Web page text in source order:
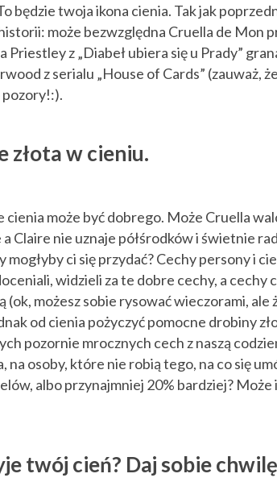
będzie twoja ikona cienia. Tak jak
może bezwzględna Cruella de Mon
Priestley z „Diabeł ubiera się u Prady”
z serialu „House of Cards” (zauważ,
pozory!:).
złota w cieniu.
cienia może być dobrego. Może Cruella
Claire nie uznaje półśrodków i świetnie
ci się przydać? Cechy persony i
widzieli za te dobre cechy, a cechy
(ok, możesz sobie rysować wieczorami, ale
od cienia pożyczyć pomocne drobiny
pozornie mrocznych cech z naszą
na osoby, które nie robią tego, na co się
albo przynajmniej 20% bardziej? Może
twój cień? Daj sobie